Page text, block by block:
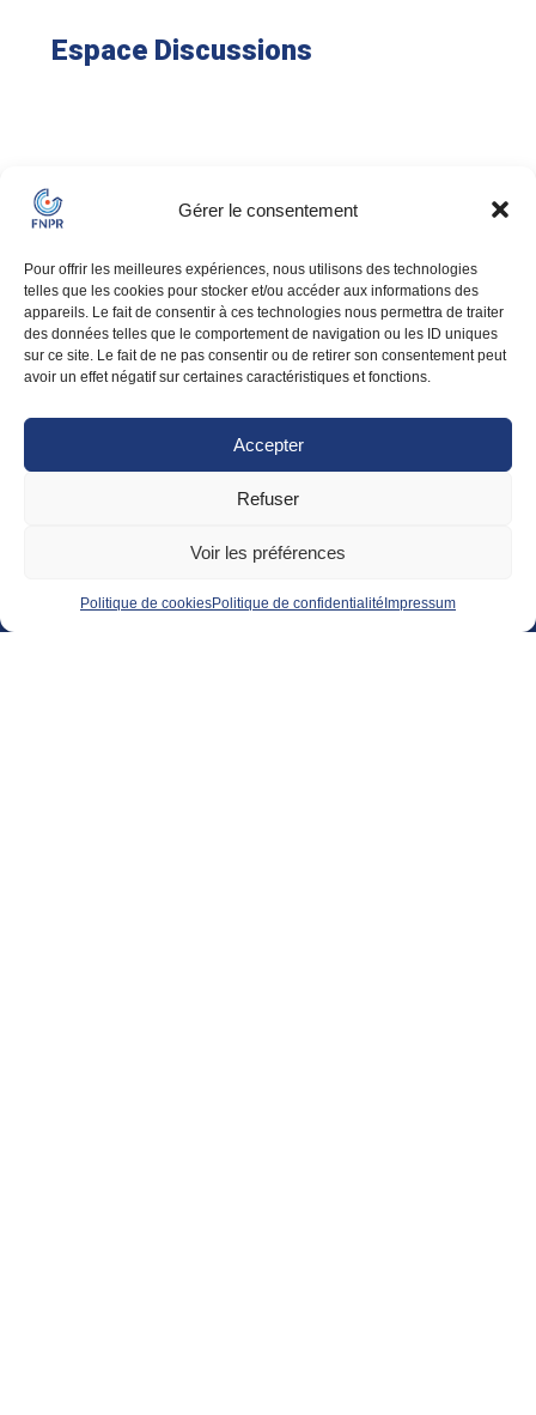
Gérer le consentement
Pour offrir les meilleures expériences, nous utilisons des technologies
telles que les cookies pour stocker et/ou accéder aux informations des
appareils. Le fait de consentir à ces technologies nous permettra de traiter
des données telles que le comportement de navigation ou les ID uniques
sur ce site. Le fait de ne pas consentir ou de retirer son consentement peut
avoir un effet négatif sur certaines caractéristiques et fonctions.
Accepter
Refuser
Voir les préférences
Politique de cookiesPolitique de confidentialité Impressum
Espace Discussions
pour suivre l'actualité de la fédération et du secteur de la
mobilité professionnelle.
J'ai lu et j'accepte laPolitique de confidentialité
fnpr.com